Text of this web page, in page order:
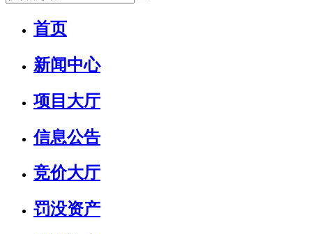
首页
新闻中心
项目大厅
信息公告
竞价大厅
罚没资产